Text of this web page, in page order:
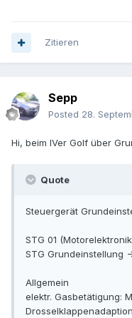
Zitieren
Sepp
Posted 28.
Hi, beim IVer Golf über
Quote
Steuergerät
STG 01
STG Grundeinstellung
Allgemein
elektr. Gasbetätigung: